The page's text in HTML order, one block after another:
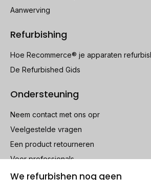
Aanwerving
Refurbishing
Hoe Recommerce® je apparaten
De Refurbished Gids
Ondersteuning
Neem contact met ons opr
Veelgestelde vragen
Een product retourneren
Voor professionals